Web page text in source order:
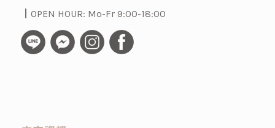
┃OPEN HOUR: Mo-Fr 9:00-18:00